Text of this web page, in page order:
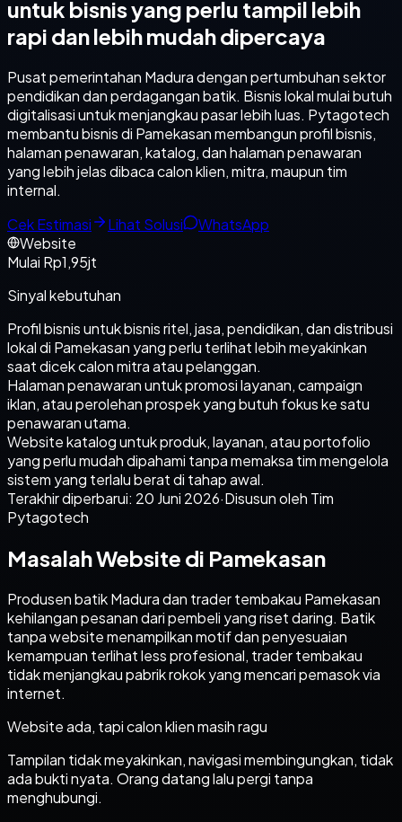
untuk bisnis yang perlu tampil lebih
rapi dan lebih mudah dipercaya
Pusat pemerintahan Madura dengan pertumbuhan sektor
pendidikan dan perdagangan batik. Bisnis lokal mulai butuh
digitalisasi untuk menjangkau pasar lebih luas. Pytagotech
membantu bisnis di Pamekasan membangun profil bisnis,
halaman penawaran, katalog, dan halaman penawaran
yang lebih jelas dibaca calon klien, mitra, maupun tim
internal.
Cek Estimasi
Lihat Solusi
WhatsApp
Website
Mulai Rp1,95jt
Sinyal kebutuhan
Profil bisnis untuk bisnis ritel, jasa, pendidikan, dan distribusi
lokal di Pamekasan yang perlu terlihat lebih meyakinkan
saat dicek calon mitra atau pelanggan.
Halaman penawaran untuk promosi layanan, campaign
iklan, atau perolehan prospek yang butuh fokus ke satu
penawaran utama.
Website katalog untuk produk, layanan, atau portofolio
yang perlu mudah dipahami tanpa memaksa tim mengelola
sistem yang terlalu berat di tahap awal.
Terakhir diperbarui: 20 Juni 2026·Disusun oleh Tim
Pytagotech
Masalah Website di Pamekasan
Produsen batik Madura dan trader tembakau Pamekasan
kehilangan pesanan dari pembeli yang riset daring. Batik
tanpa website menampilkan motif dan penyesuaian
kemampuan terlihat less profesional, trader tembakau
tidak menjangkau pabrik rokok yang mencari pemasok via
internet.
Website ada, tapi calon klien masih ragu
Tampilan tidak meyakinkan, navigasi membingungkan, tidak
ada bukti nyata. Orang datang lalu pergi tanpa
menghubungi.